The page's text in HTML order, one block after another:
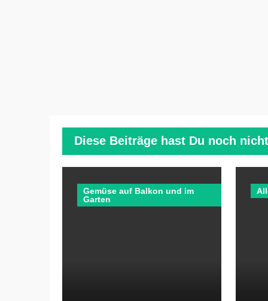
Diese Beiträge hast Du noch
Gemüse auf Balkon und im
Garten